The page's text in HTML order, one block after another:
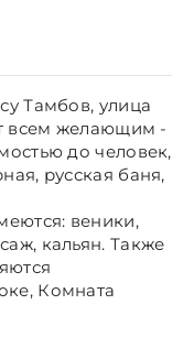
Тамбов, улица
всем желающим -
до человек,
русская баня,
веники,
кальян. Также
Комната